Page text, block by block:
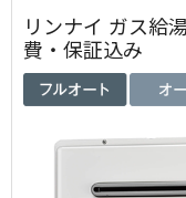
リンナイ ガス給
費・保証込み